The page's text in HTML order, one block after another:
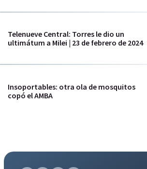
Telenueve Central: Torres le dio un
ultimátum a Milei | 23 de febrero de 2024
Insoportables: otra ola de mosquitos
copó el AMBA